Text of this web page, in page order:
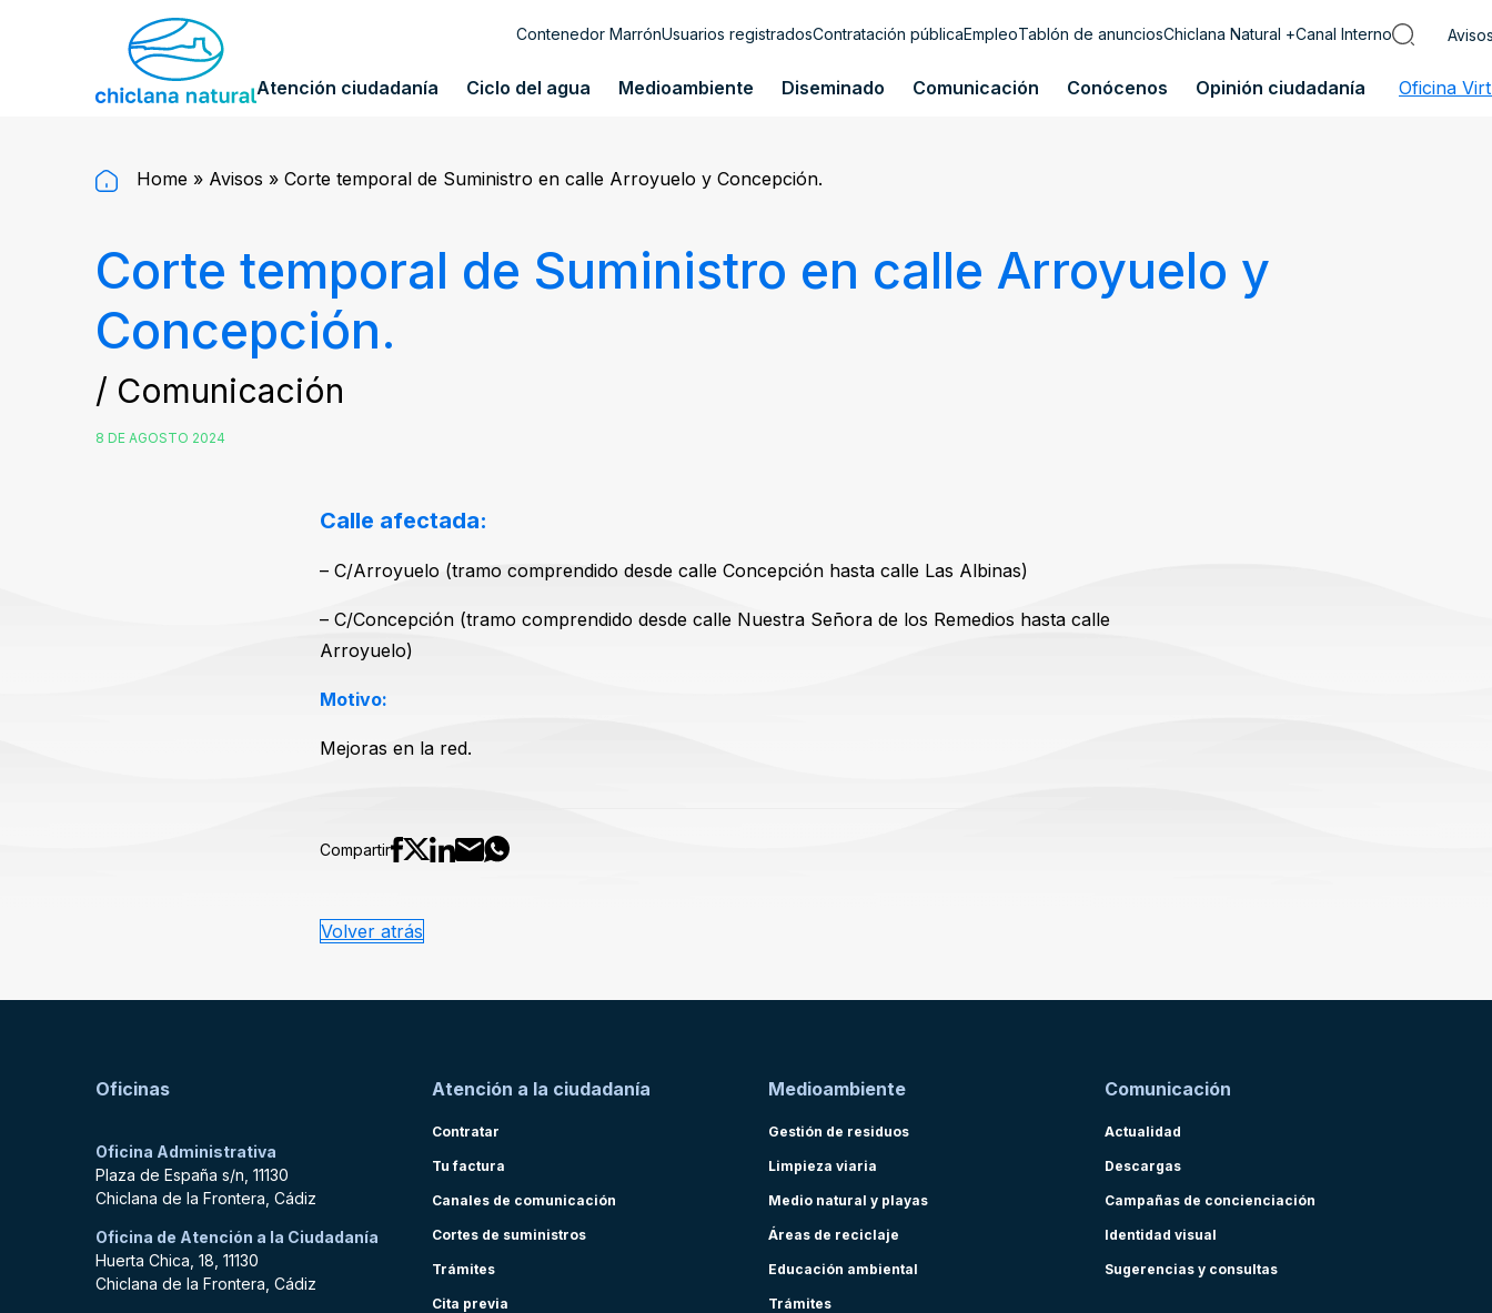
Contenedor MarrónUsuarios registradosContratación públicaEmpleoTablón de anunciosChiclana Natural +Canal Interno
Atención ciudadanía Ciclo del agua Medioambiente Diseminado Comunicación Conócenos Opinión ciudadanía Oficina
Home » Avisos » Corte temporal de Suministro en calle Arroyuelo y Concepción.
Corte temporal de Suministro en calle Arroyuelo y
Concepción.
/ Comunicación
8 DE AGOSTO 2024
Calle afectada:
– C/Arroyuelo (tramo comprendido desde calle Concepción hasta calle Las Albinas)
– C/Concepción (tramo comprendido desde calle Nuestra Señora de los Remedios hasta calle
Arroyuelo)
Motivo:
Mejoras en la red.
Compartir
Volver atrás
Oficinas
Oficina Administrativa
Plaza de España s/n, 11130
Chiclana de la Frontera, Cádiz
Oficina de Atención a la Ciudadanía
Huerta Chica, 18, 11130
Chiclana de la Frontera, Cádiz
Atención a la ciudadanía
Contratar
Tu factura
Canales de comunicación
Cortes de suministros
Trámites
Cita previa
Medioambiente
Gestión de residuos
Limpieza viaria
Medio natural y playas
Áreas de reciclaje
Educación ambiental
Trámites
Comunicación
Actualidad
Descargas
Campañas de concienciación
Identidad visual
Sugerencias y consultas